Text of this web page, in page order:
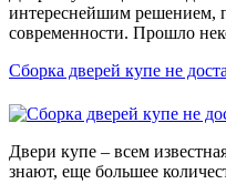
интереснейшим решением,
современности. Прошло
Сборка дверей купе не
Двери купе – всем
знают, еще большее